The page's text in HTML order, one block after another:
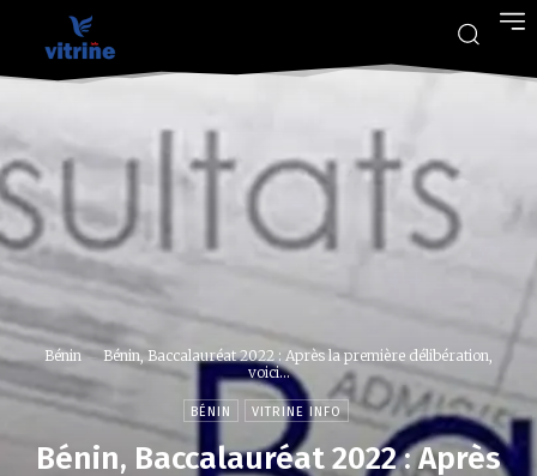
Bénin
Bénin, Baccalauréat 2022 : Après la première délibération,
voici...
BÉNIN VITRINE INFO
Bénin, Baccalauréat 2022 : Après